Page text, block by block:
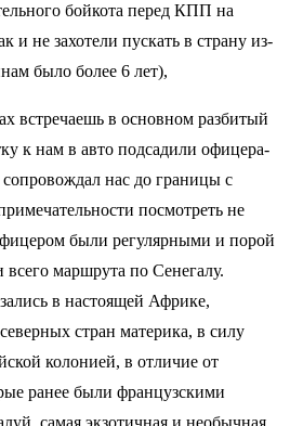
бойкота перед КПП на
не захотели пускать в страну из-
было более 6 лет),
встречаешь в основном разбитый
к нам в авто подсадили офицера-
нас до границы с
посмотреть не
были регулярными и порой
маршрута по Сенегалу.
в настоящей Африке,
стран материка, в силу
колонией, в отличие от
ранее были французскими